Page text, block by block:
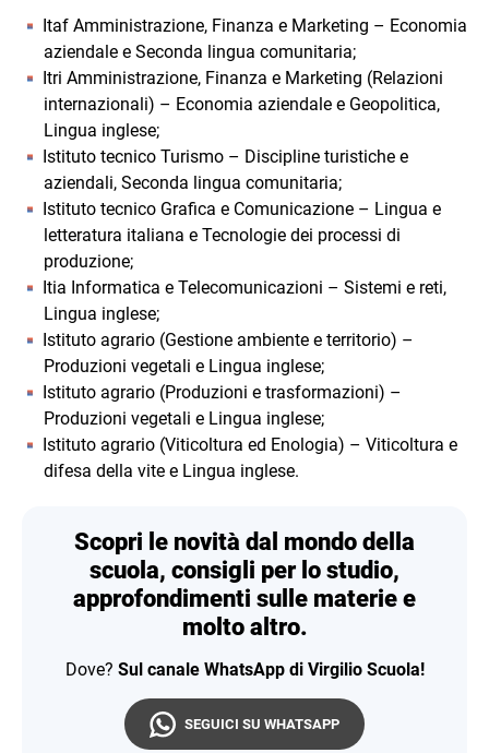
Itaf Amministrazione, Finanza e Marketing – Economia
aziendale e Seconda lingua comunitaria;
Itri Amministrazione, Finanza e Marketing (Relazioni
internazionali) – Economia aziendale e Geopolitica,
Lingua inglese;
Istituto tecnico Turismo – Discipline turistiche e
aziendali, Seconda lingua comunitaria;
Istituto tecnico Grafica e Comunicazione – Lingua e
letteratura italiana e Tecnologie dei processi di
produzione;
Itia Informatica e Telecomunicazioni – Sistemi e reti,
Lingua inglese;
Istituto agrario (Gestione ambiente e territorio) –
Produzioni vegetali e Lingua inglese;
Istituto agrario (Produzioni e trasformazioni) –
Produzioni vegetali e Lingua inglese;
Istituto agrario (Viticoltura ed Enologia) – Viticoltura e
difesa della vite e Lingua inglese.
Scopri le novità dal mondo della
scuola, consigli per lo studio,
approfondimenti sulle materie e
molto altro.
Dove? Sul canale WhatsApp di Virgilio Scuola!
SEGUICI SU WHATSAPP